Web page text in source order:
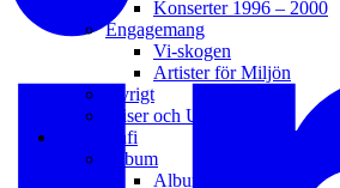
Konserter 1996 – 2000
Engagemang
Vi-skogen
Artister för Miljön
Övrigt
Priser och Utmärkelser
Diskografi
Album
Album 2021 – t.v.